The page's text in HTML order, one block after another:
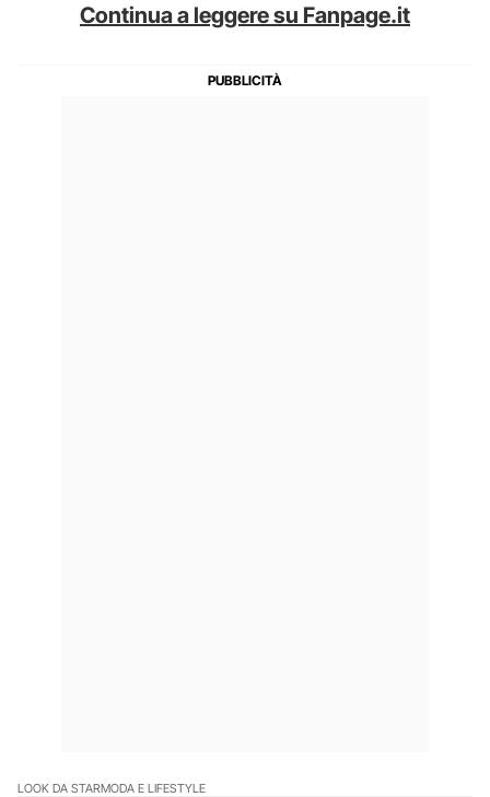
Continua a leggere su Fanpage.it
LOOK DA STARMODA E LIFESTYLE